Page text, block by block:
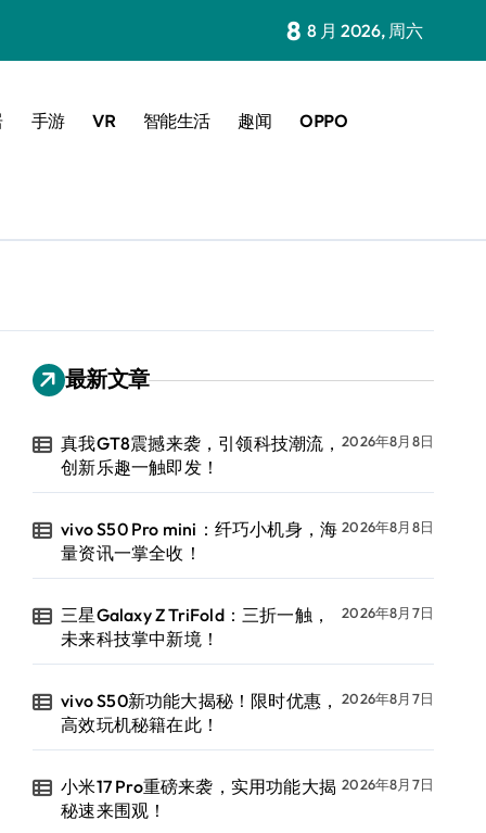
8 8 月 2026, 周六
手游 VR 智能生活 趣闻 OPPO
最新文章
真我GT8震撼来袭，引领科技潮流，
创新乐趣一触即发！
2026年8月8日
vivo S50 Pro mini：纤巧小机身，海
量资讯一掌全收！
2026年8月8日
三星Galaxy Z TriFold：三折一触，
未来科技掌中新境！
2026年8月7日
vivo S50新功能大揭秘！限时优惠，
高效玩机秘籍在此！
2026年8月7日
小米17 Pro重磅来袭，实用功能大揭
秘速来围观！
2026年8月7日